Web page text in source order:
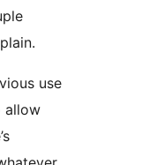
use
allow